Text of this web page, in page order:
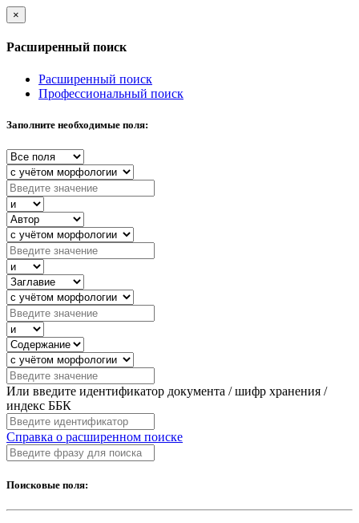
×
Расширенный поиск
Расширенный поиск
Профессиональный поиск
Заполните необходимые поля:
Или введите идентификатор документа / шифр хранения /
индекс ББК
Справка о расширенном поиске
Поисковые поля: